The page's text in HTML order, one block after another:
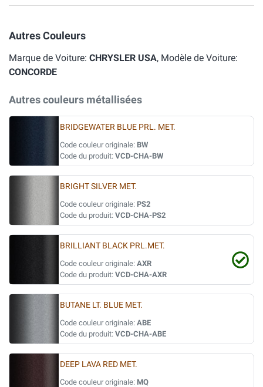
Autres Couleurs
Marque de Voiture: CHRYSLER USA, Modèle de Voiture:
CONCORDE
Autres couleurs métallisées
BRIDGEWATER BLUE PRL. MET.
Code couleur originale: BW
Code du produit: VCD-CHA-BW
BRIGHT SILVER MET.
Code couleur originale: PS2
Code du produit: VCD-CHA-PS2
BRILLIANT BLACK PRL.MET.
Code couleur originale: AXR
Code du produit: VCD-CHA-AXR
BUTANE LT. BLUE MET.
Code couleur originale: ABE
Code du produit: VCD-CHA-ABE
DEEP LAVA RED MET.
Code couleur originale: MQ